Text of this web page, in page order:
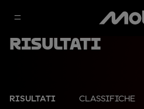
Risultati
RISULTATI CLASSIFICHE